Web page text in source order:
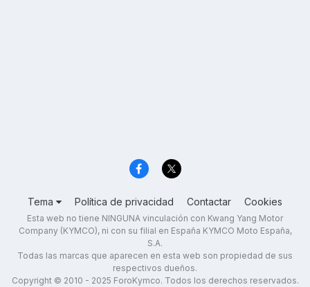
Tema Política de privacidad Contactar Cookies
Esta web no tiene NINGUNA vinculación con Kwang Yang Motor
Company (KYMCO), ni con su filial en España KYMCO Moto España,
S.A.
Todas las marcas que aparecen en esta web son propiedad de sus
respectivos dueños.
Copyright © 2010 - 2025 ForoKymco. Todos los derechos reservados.